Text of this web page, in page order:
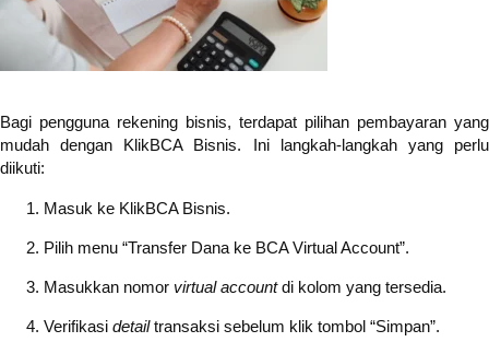
Bagi pengguna rekening bisnis, terdapat pilihan pembayaran yang
mudah dengan KlikBCA Bisnis. Ini langkah-langkah yang perlu
diikuti:
Masuk ke KlikBCA Bisnis.
Pilih menu “Transfer Dana ke BCA Virtual Account”.
Masukkan nomor virtual accountdi kolom yang tersedia.
Verifikasi detailtransaksi sebelum klik tombol “Simpan”.